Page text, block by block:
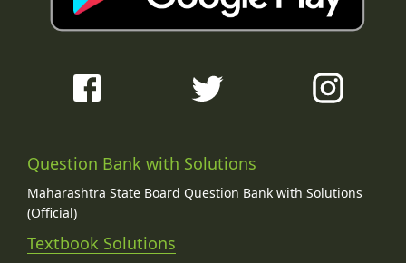
Question Bank with Solutions
Maharashtra State Board Question Bank with Solutions
(Official)
Textbook Solutions